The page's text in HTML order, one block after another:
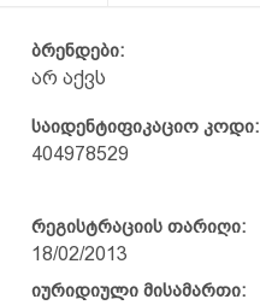
ბრენდები:
არ აქვს
საიდენტიფიკაციო კოდი:
404978529
რეგისტრაციის თარიღი:
18/02/2013
იურიდიული მისამართი: